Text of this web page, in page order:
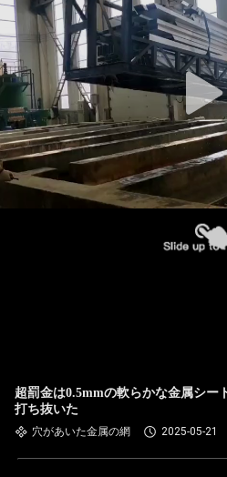
超罰金は0.5mmの軟らかな金属シー
打ち抜いた
穴があいた金属の網 2025-05-21